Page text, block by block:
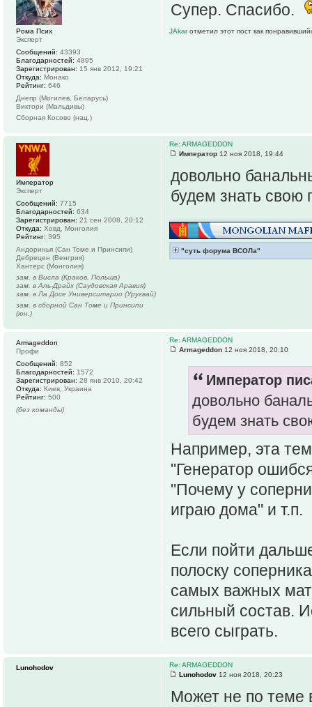
Супер. Спасибо.
JAkarотметил этот пост как
Рома Псих
Эксперт
Сообщений: 43393
Благодарностей: 4895
Зарегистрирован: 15 янв 2012, 19:21
Откуда: Монако
Рейтинг: 646
Днепр (Могилев, Беларусь)
Виктори (Мальдивы)
Сборная Косово (нац.)
Re: ARMAGEDDON
Император 12 ноя 2018, 19:44
довольно
будем знать свою
"суть форума ВСОЛа"
Император
Эксперт
Сообщений: 7715
Благодарностей: 634
Зарегистрирован: 21 сен 2008, 20:12
Откуда: Ховд, Монголия
Рейтинг: 395
Андоринья (Сан Томе и Принсипи)
Дебрецен (Венгрия)
Хантерс (Монголия)
зам. в Висла (Краков, Польша)
зам. в Аль-Драйх (Саудовская Аравия)
зам. в Ла Досе Университарио (Уругвай)
зам. в сборной Сан Томе и Принсипи
(юн.)
Re: ARMAGEDDON
Armageddon 12 ноя 2018, 20:10
Император
довольно
будем знать
Например, эта
"Генератор
"Почему у
играю дома" и т.п.
Если пойти
полоску
самых важных
сильный состав.
всего сыграть.
Armageddon
Профи
Сообщений: 852
Благодарностей: 1572
Зарегистрирован: 28 янв 2010, 20:42
Откуда: Киев, Украина
Рейтинг: 500
(без команды)
Re: ARMAGEDDON
Lunohodov 12 ноя 2018, 20:23
Может не по теме
Lunohodov